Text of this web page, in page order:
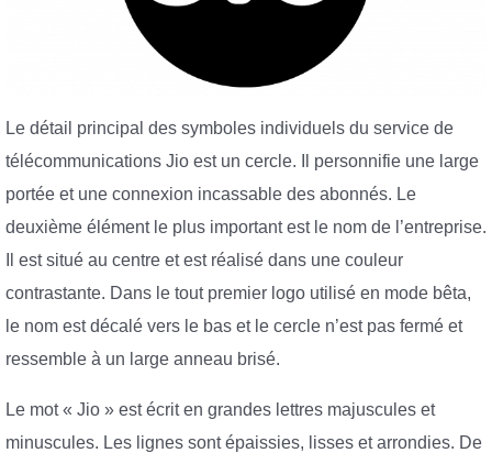
Le détail principal des symboles individuels du service de
télécommunications Jio est un cercle. Il personnifie une large
portée et une connexion incassable des abonnés. Le
deuxième élément le plus important est le nom de l’entreprise.
Il est situé au centre et est réalisé dans une couleur
contrastante. Dans le tout premier logo utilisé en mode bêta,
le nom est décalé vers le bas et le cercle n’est pas fermé et
ressemble à un large anneau brisé.
Le mot « Jio » est écrit en grandes lettres majuscules et
minuscules. Les lignes sont épaissies, lisses et arrondies. De